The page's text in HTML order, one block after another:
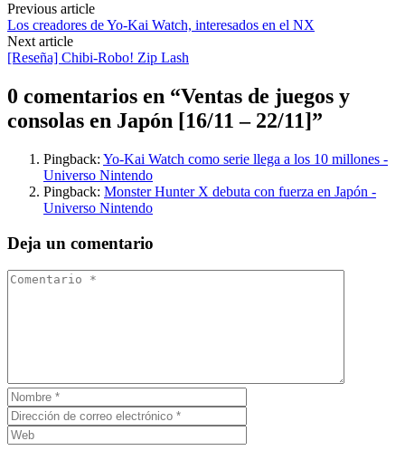
Previous article
Los creadores de Yo-Kai Watch, interesados en el NX
Next article
[Reseña] Chibi-Robo! Zip Lash
0 comentarios en “Ventas de juegos y
consolas en Japón [16/11 – 22/11]”
Pingback: Yo-Kai Watch como serie llega a los 10 millones -
Universo Nintendo
Pingback: Monster Hunter X debuta con fuerza en Japón -
Universo Nintendo
Deja un comentario